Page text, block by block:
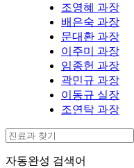
조영혜 과장
배은숙 과장
문대환 과장
이주미 과장
임종헌 과장
곽민규 과장
이동규 실장
조연탁 과장
자동완성 검색어